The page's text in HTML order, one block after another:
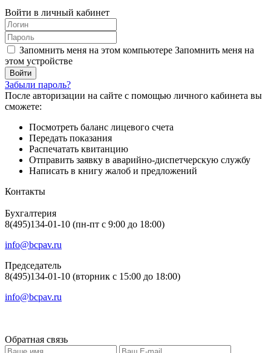
Войти в личный кабинет
Запомнить меня на этом компьютере Запомнить меня на
этом устройстве
Забыли пароль?
После авторизации на сайте с помощью личного кабинета вы
сможете:
Посмотреть баланс лицевого счета
Передать показания
Распечатать квитанцию
Отправить заявку в аварийно-диспетчерскую службу
Написать в книгу жалоб и предложений
Контакты
Бухгалтерия
8(495)134-01-10 (пн-пт с 9:00 до 18:00)
info@bcpav.ru
Председатель
8(495)134-01-10 (вторник с 15:00 до 18:00)
info@bcpav.ru
Обратная связь